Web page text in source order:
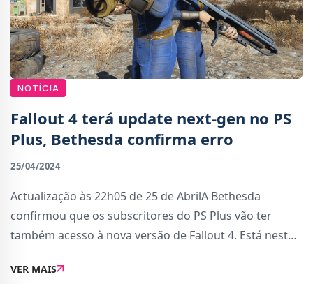
NOTÍCIA
Fallout 4 terá update next-gen no PS
Plus, Bethesda confirma erro
25/04/2024
Actualização às 22h05 de 25 de AbrilA Bethesda
confirmou que os subscritores do PS Plus vão ter
também acesso à nova versão de Fallout 4. Está neste
VER MAIS